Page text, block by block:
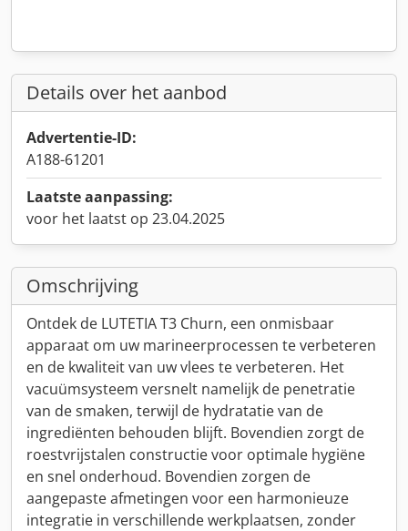
Details over het aanbod
Advertentie-ID:
A188-61201
Laatste aanpassing:
voor het laatst op 23.04.2025
Omschrijving
Ontdek de LUTETIA T3 Churn, een onmisbaar
apparaat om uw marineerprocessen te verbeteren
en de kwaliteit van uw vlees te verbeteren. Het
vacuümsysteem versnelt namelijk de penetratie
van de smaken, terwijl de hydratatie van de
ingrediënten behouden blijft. Bovendien zorgt de
roestvrijstalen constructie voor optimale hygiëne
en snel onderhoud. Bovendien zorgen de
aangepaste afmetingen voor een harmonieuze
integratie in verschillende werkplaatsen, zonder